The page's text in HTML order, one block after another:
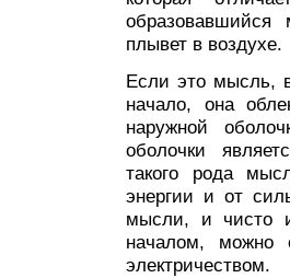
образовавшийся
плывет в воздухе.
Если это мысль,
начало, она
наружной
оболочки
такого рода
энергии и от
мысли, и чисто
началом, можно
электричеством.